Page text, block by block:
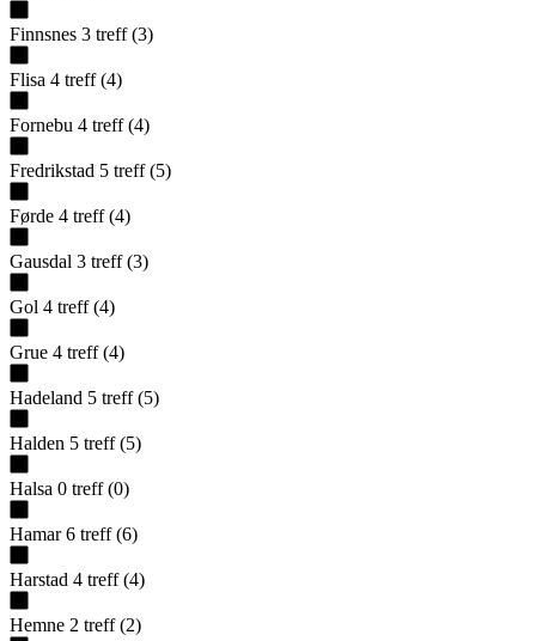
Finnsnes 3 treff (3)
Flisa 4 treff (4)
Fornebu 4 treff (4)
Fredrikstad 5 treff (5)
Førde 4 treff (4)
Gausdal 3 treff (3)
Gol 4 treff (4)
Grue 4 treff (4)
Hadeland 5 treff (5)
Halden 5 treff (5)
Halsa 0 treff (0)
Hamar 6 treff (6)
Harstad 4 treff (4)
Hemne 2 treff (2)